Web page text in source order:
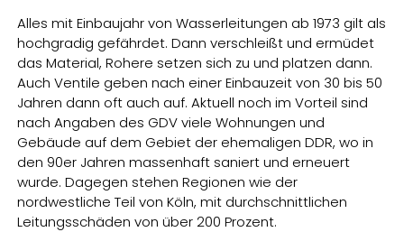
Alles mit Einbaujahr von Wasserleitungen ab 1973 gilt als
hochgradig gefährdet. Dann verschleißt und ermüdet
das Material, Rohere setzen sich zu und platzen dann.
Auch Ventile geben nach einer Einbauzeit von 30 bis 50
Jahren dann oft auch auf. Aktuell noch im Vorteil sind
nach Angaben des GDV viele Wohnungen und
Gebäude auf dem Gebiet der ehemaligen DDR, wo in
den 90er Jahren massenhaft saniert und erneuert
wurde. Dagegen stehen Regionen wie der
nordwestliche Teil von Köln, mit durchschnittlichen
Leitungsschäden von über 200 Prozent.